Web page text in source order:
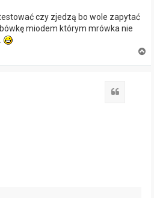
czy zjedzą bo wole zapytać
miodem którym mrówka nie